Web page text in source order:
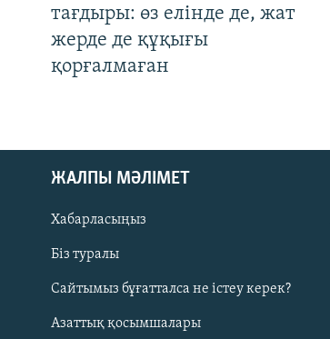
Русский
ЖАЗЫЛЫҢЫЗ
тағдыры: өз елінде де, жат
жерде де құқығы
қорғалмаған
ЖАЛПЫ МӘЛІМЕТ
Хабарласыңыз
Біз туралы
Сайтымыз бұғатталса не істеу керек?
Азаттық қосымшалары